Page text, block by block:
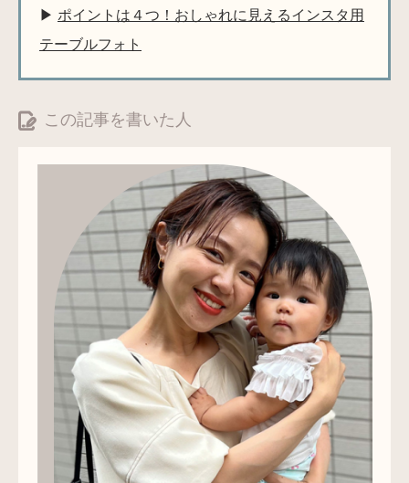
▶ ポイントは４つ！おしゃれに見えるインスタ用
テーブルフォト
この記事を書いた人